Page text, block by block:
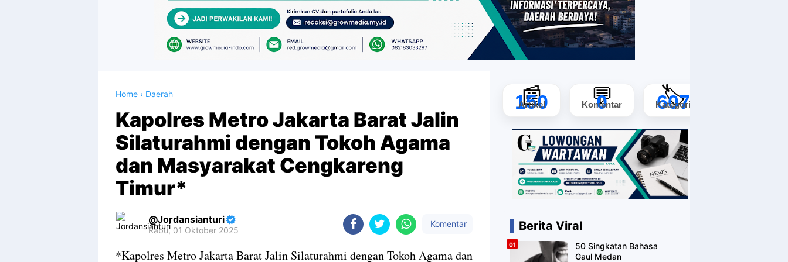
Home › Daerah
Kapolres Metro Jakarta Barat Jalin
Silaturahmi dengan Tokoh Agama
dan Masyarakat Cengkareng
Timur*
Jordansianturi
Rabu, 01 Oktober 2025
Komentar
Premium
*Kapolres Metro Jakarta Barat Jalin Silaturahmi dengan Tokoh Agama dan
📰
150
Artikel 💬
0
Komentar 🏷️
607
Kategori
Berita Viral
50 Singkatan Bahasa
Gaul Medan